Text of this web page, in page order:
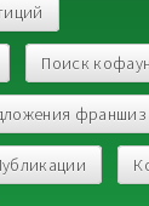
Поиск
франшиз